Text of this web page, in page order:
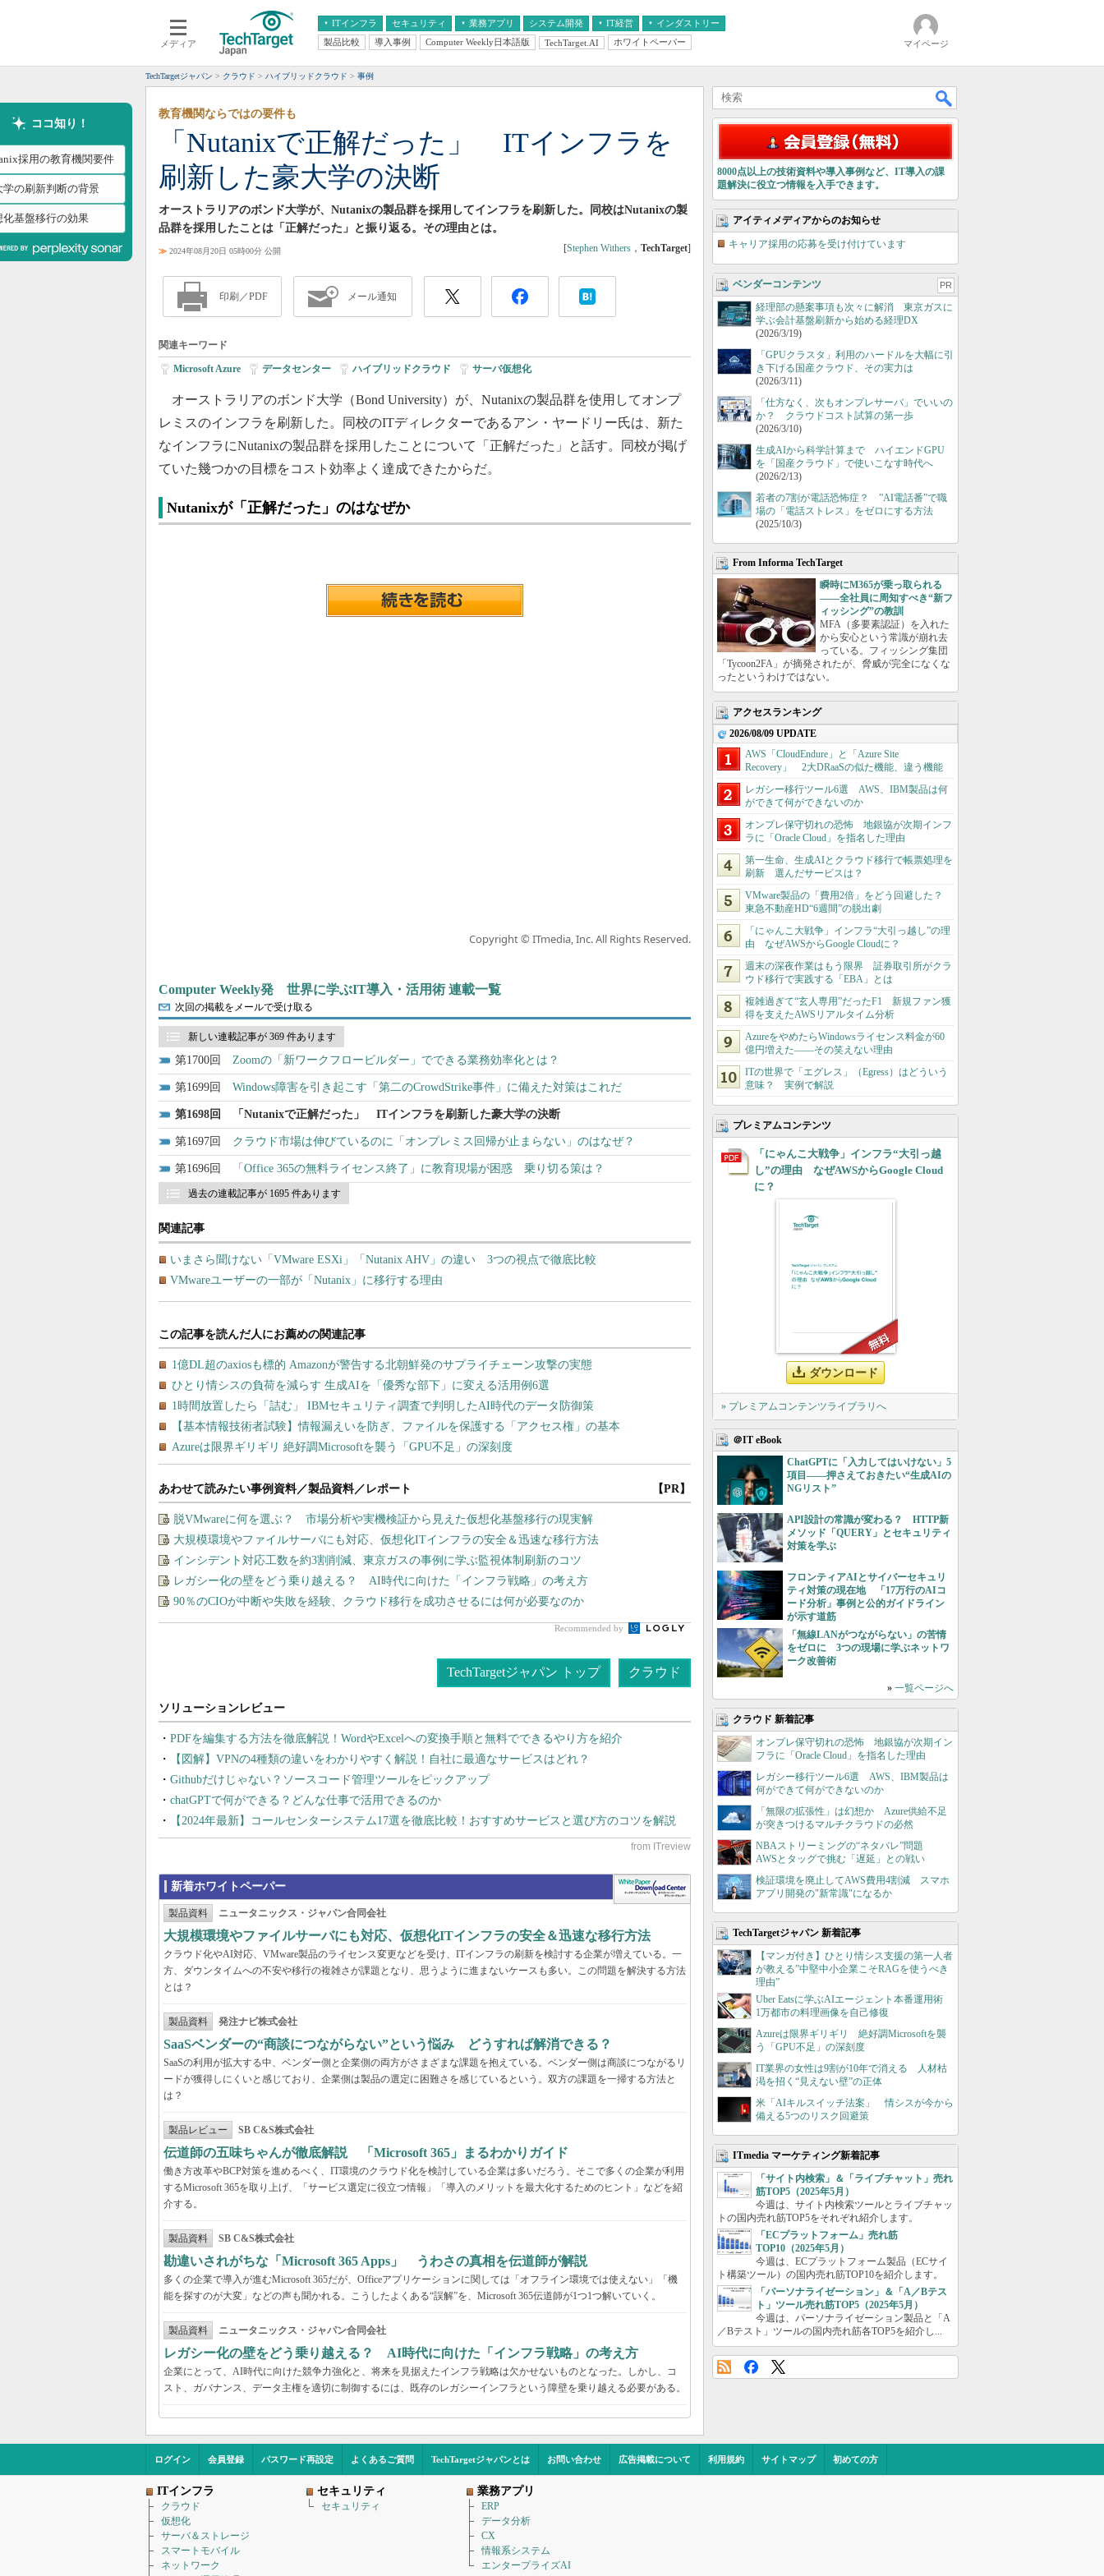
メディア
ITインフラ
クラウド
スマートモバイル
ネットワーク
システム運用管理
セキュリティ 業務アプリ
エンタープライズAI
ERP
情報系システム
システム開発 IT経営
経営とIT
インダストリー
医療IT
製品比較 導入事例 Computer Weekly日本語版 TechTarget.AI ホワイトペーパー マイページ
TechTargetジャパン クラウド ハイブリッドクラウド 事例
ココ知り！
採用の教育機関要件
学の刷新判断の背景
化基盤移行の効果
「Nutanixで正解だった」 ITインフラを
刷新した豪大学の決断
教育機関ならではの要件も
オーストラリアのボンド大学が、Nutanixの製品群を採用してインフラを刷新した。同校はNutanixの製
品群を採用したことは「正解だった」と振り返る。その理由とは。
≫ 2024年08月20日 05時00分 公開 [Stephen Withers ， TechTarget]
印刷／PDF メール通知
関連キーワード
Microsoft Azure データセンター ハイブリッドクラウド サーバ仮想化
オーストラリアのボンド大学（Bond University）が、Nutanixの製品群を使用してオンプ
レミスのインフラを刷新した。同校のITディレクターであるアン・ヤードリー氏は、新た
なインフラにNutanixの製品群を採用したことについて「正解だった」と話す。同校が掲げ
ていた幾つかの目標をコスト効率よく達成できたからだ。
Nutanixが「正解だった」のはなぜか
Copyright © ITmedia, Inc. All Rights Reserved.
Computer Weekly発 世界に学ぶIT導入・活用術 連載一覧
次回の掲載をメールで受け取る
新しい連載記事が 369 件あります
1700 Zoomの「新ワークフロービルダー」でできる業務効率化とは？
1699 Windows障害を引き起こす「第二のCrowdStrike事件」に備えた対策はこれだ
1698 「Nutanixで正解だった」 ITインフラを刷新した豪大学の決断
1697 クラウド市場は伸びているのに「オンプレミス回帰が止まらない」のはなぜ？
1696 「Office 365の無料ライセンス終了」に教育現場が困惑 乗り切る策は？
過去の連載記事が 1695 件あります
関連記事
いまさら聞けない「VMware ESXi」「Nutanix AHV」の違い 3つの視点で徹底比較
VMwareユーザーの一部が「Nutanix」に移行する理由
あわせて読みたい事例資料／製品資料／レポート 【PR】
脱VMwareに何を選ぶ？ 市場分析や実機検証から見えた仮想化基盤移行の現実解
大規模環境やファイルサーバにも対応、仮想化ITインフラの安全＆迅速な移行方法
インシデント対応工数を約3割削減、東京ガスの事例に学ぶ監視体制刷新のコツ
レガシー化の壁をどう乗り越える？ AI時代に向けた「インフラ戦略」の考え方
90％のCIOが中断や失敗を経験、クラウド移行を成功させるには何が必要なのか
Recommended by
TechTargetジャパン トップ クラウド
PDFを編集する方法を徹底解説！WordやExcelへの変換手順と無料でできるやり方を紹介
【図解】VPNの4種類の違いをわかりやすく解説！自社に最適なサービスはどれ？
Githubだけじゃない？ソースコード管理ツールをピックアップ
chatGPTで何ができる？どんな仕事で活用できるのか
【2024年最新】コールセンターシステム17選を徹底比較！おすすめサービスと選び方のコツを解説
新着ホワイトペーパー
製品資料 ニュータニックス・ジャパン合同会社
大規模環境やファイルサーバにも対応、仮想化ITインフラの安全＆迅速な移行方法
クラウド化やAI対応、VMware製品のライセンス変更などを受け、ITインフラの刷新を検討する企業が増えている。一
方、ダウンタイムへの不安や移行の複雑さが課題となり、思うように進まないケースも多い。この問題を解決する方法
とは？
製品資料 発注ナビ株式会社
SaaSベンダーの“商談につながらない”という悩み どうすれば解消できる？
SaaSの利用が拡大する中、ベンダー側と企業側の両方がさまざまな課題を抱えている。ベンダー側は商談につながるリ
ードが獲得しにくいと感じており、企業側は製品の選定に困難さを感じているという。双方の課題を一掃する方法と
は？
製品レビュー SB C&S株式会社
伝道師の五味ちゃんが徹底解説 「Microsoft 365」まるわかりガイド
働き方改革やBCP対策を進めるべく、IT環境のクラウド化を検討している企業は多いだろう。そこで多くの企業が利用
するMicrosoft 365を取り上げ、「サービス選定に役立つ情報」「導入のメリットを最大化するためのヒント」などを紹
介する。
製品資料 SB C&S株式会社
勘違いされがちな「Microsoft 365 Apps」 うわさの真相を伝道師が解説
多くの企業で導入が進むMicrosoft 365だが、Officeアプリケーションに関しては「オフライン環境では使えない」「機
能を探すのが大変」などの声も聞かれる。こうしたよくある“誤解”を、Microsoft 365伝道師が1つ1つ解いていく。
製品資料 ニュータニックス・ジャパン合同会社
レガシー化の壁をどう乗り越える？ AI時代に向けた「インフラ戦略」の考え方
企業にとって、AI時代に向けた競争力強化と、将来を見据えたインフラ戦略は欠かせないものとなった。しかし、コ
スト、ガバナンス、データ主権を適切に制御するには、既存のレガシーインフラという障壁を乗り越える必要がある。
8000点以上の技術資料や導入事例など、IT導入の課
題解決に役立つ情報を入手できます。
アイティメディアからのお知らせ
キャリア採用の応募を受け付けています
ベンダーコンテンツ PR
経理部の懸案事項も次々に解消 東京ガスに
学ぶ会計基盤刷新から始める経理DX
(2026/3/19)
「GPUクラスタ」利用のハードルを大幅に引
き下げる国産クラウド、その実力は
(2026/3/11)
「仕方なく、次もオンプレサーバ」でいいの
か？ クラウドコスト試算の第一歩
(2026/3/10)
生成AIから科学計算まで ハイエンドGPU
を「国産クラウド」で使いこなす時代へ
(2026/2/13)
若者の7割が電話恐怖症？ ”AI電話番”で職
場の「電話ストレス」をゼロにする方法
(2025/10/3)
From Informa TechTarget
瞬時にM365が乗っ取られる
――全社員に周知すべき“新フ
ィッシング”の教訓
MFA（多要素認証）を入れた
から安心という常識が崩れ去
っている。フィッシング集団
「Tycoon2FA」が摘発されたが、脅威が完全になくな
ったというわけではない。
アクセスランキング
2026/08/09 UPDATE
AWS「CloudEndure」と「Azure Site
Recovery」 2大DRaaSの似た機能、違う機能
レガシー移行ツール6選 AWS、IBM製品は何
ができて何ができないのか
オンプレ保守切れの恐怖 地銀協が次期インフ
ラに「Oracle Cloud」を指名した理由
第一生命、生成AIとクラウド移行で帳票処理を
刷新 選んだサービスは？
VMware製品の「費用2倍」をどう回避した？
東急不動産HD“6週間”の脱出劇
「にゃんこ大戦争」インフラ“大引っ越し”の理
由 なぜAWSからGoogle Cloudに？
週末の深夜作業はもう限界 証券取引所がクラ
ウド移行で実践する「EBA」とは
複雑過ぎて“玄人専用”だったF1 新規ファン獲
得を支えたAWSリアルタイム分析
AzureをやめたらWindowsライセンス料金が60
億円増えた――その笑えない理由
ITの世界で「エグレス」（Egress）はどういう
意味？ 実例で解説
プレミアムコンテンツ
「にゃんこ大戦争」インフラ“大引っ越
し”の理由 なぜAWSからGoogle Cloud
に？
ダウンロード
» プレミアムコンテンツライブラリへ
＠IT eBook
ChatGPTに「入力してはいけない」5
項目――押さえておきたい“生成AIの
NGリスト”
API設計の常識が変わる？ HTTP新
メソッド「QUERY」とセキュリティ
対策を学ぶ
フロンティアAIとサイバーセキュリ
ティ対策の現在地 「17万行のAIコ
ード分析」事例と公的ガイドライン
が示す道筋
「無線LANがつながらない」の苦情
をゼロに 3つの現場に学ぶネットワ
ーク改善術
» 一覧ページへ
クラウド 新着記事
オンプレ保守切れの恐怖 地銀協が次期イン
フラに「Oracle Cloud」を指名した理由
レガシー移行ツール6選 AWS、IBM製品は
何ができて何ができないのか
「無限の拡張性」は幻想か Azure供給不足
が突きつけるマルチクラウドの必然
NBAストリーミングの“ネタバレ”問題
AWSとタッグで挑む「遅延」との戦い
検証環境を廃止してAWS費用4割減 スマホ
アプリ開発の"新常識"になるか
TechTargetジャパン 新着記事
【マンガ付き】ひとり情シス支援の第一人者
が教える”中堅中小企業こそRAGを使うべき
理由”
Uber Eatsに学ぶAIエージェント本番運用術
1万都市の料理画像を自己修復
Azureは限界ギリギリ 絶好調Microsoftを襲
う「GPU不足」の深刻度
IT業界の女性は9割が10年で消える 人材枯
渇を招く“見えない壁”の正体
米「AIキルスイッチ法案」 情シスが今から
備える5つのリスク回避策
ITmedia マーケティング新着記事
「サイト内検索」＆「ライブチャット」売れ
筋TOP5（2025年5月）
今週は、サイト内検索ツールとライブチャッ
トの国内売れ筋TOP5をそれぞれ紹介します。
「ECプラットフォーム」売れ筋
TOP10（2025年5月）
今週は、ECプラットフォーム製品（ECサイ
ト構築ツール）の国内売れ筋TOP10を紹介します。
「パーソナライゼーション」＆「A／Bテス
ト」ツール売れ筋TOP5（2025年5月）
今週は、パーソナライゼーション製品と「A
／Bテスト」ツールの国内売れ筋各TOP5を紹介し...
ログイン 会員登録 パスワード再設定 よくあるご質問 TechTargetジャパンとは お問い合わせ 広告掲載について 利用規約 サイトマップ 初めての方
ITインフラ
クラウド
仮想化
サーバ＆ストレージ
スマートモバイル
ネットワーク
セキュリティ
セキュリティ
業務アプリ
ERP
データ分析
CX
情報系システム
エンタープライズAI